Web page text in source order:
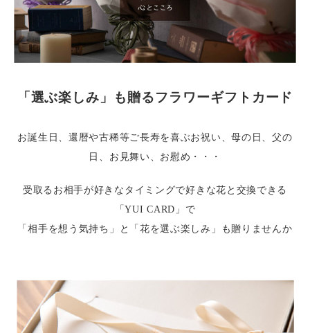
「選ぶ楽しみ」も贈るフラワーギフトカード
お誕生日、還暦や古稀等ご長寿を喜ぶお祝い、母の日、父の
日、お見舞い、お慰め・・・
受取るお相手が好きなタイミングで好きな花と交換できる
「YUI CARD」で
「相手を想う気持ち」と「花を選ぶ楽しみ」も贈りませんか